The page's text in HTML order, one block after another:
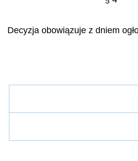
Decyzja obowiązuje z dniem ogł